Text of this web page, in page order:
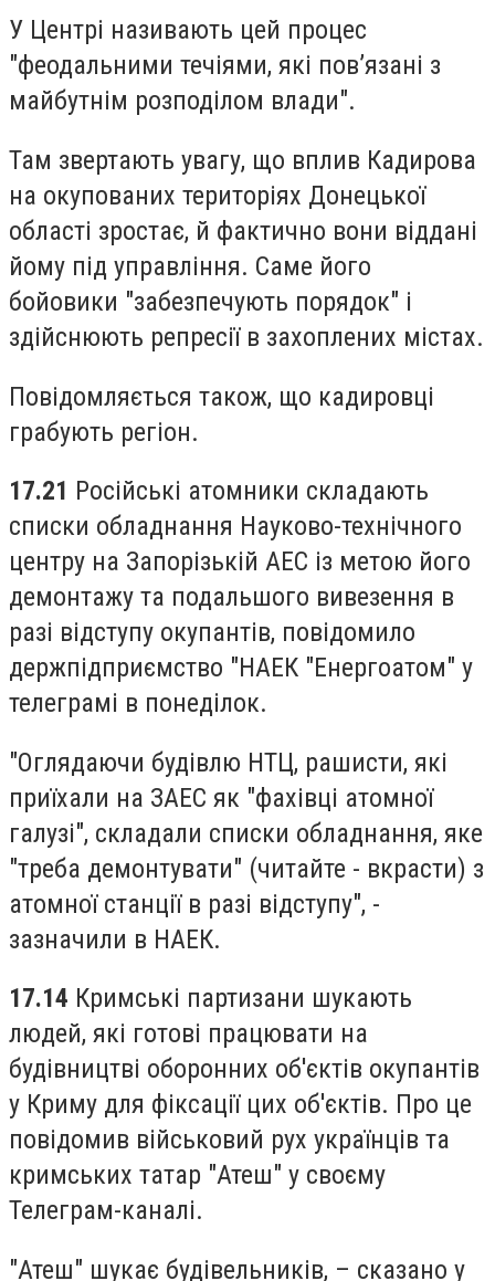
У Центрі називають цей процес
"феодальними течіями, які пов’язані з
майбутнім розподілом влади".
Там звертають увагу, що вплив Кадирова
на окупованих територіях Донецької
області зростає, й фактично вони віддані
йому під управління. Саме його
бойовики "забезпечують порядок" і
здійснюють репресії в захоплених містах.
Повідомляється також, що кадировці
грабують регіон.
17.21 Російські атомники складають
списки обладнання Науково-технічного
центру на Запорізькій АЕС із метою його
демонтажу та подальшого вивезення в
разі відступу окупантів, повідомило
держпідприємство "НАЕК "Енергоатом" у
телеграмі в понеділок.
"Оглядаючи будівлю НТЦ, рашисти, які
приїхали на ЗАЕС як "фахівці атомної
галузі", складали списки обладнання, яке
"треба демонтувати" (читайте - вкрасти) з
атомної станції в разі відступу", -
зазначили в НАЕК.
17.14 Кримські партизани шукають
людей, які готові працювати на
будівництві оборонних об'єктів окупантів
у Криму для фіксації цих об'єктів. Про це
повідомив військовий рух українців та
кримських татар "Атеш" у своєму
Телеграм-каналі.
"Атеш" шукає будівельників, – сказано у